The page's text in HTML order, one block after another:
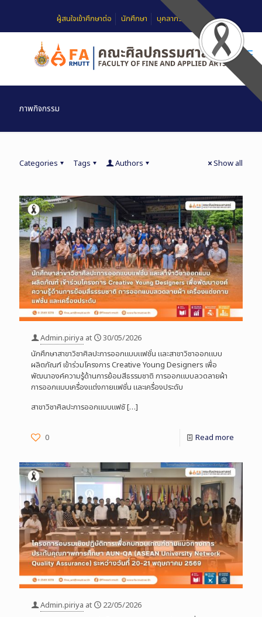
ผู้สนใจเข้าศึกษาต่อ นักศึกษา บุคลากร
ภาพกิจกรรม
Categories Tags Authors Show all
Admin.piriya at
30/05/2026
นักศึกษาสาขาวิชาศิลปะการออกแบบแฟชั่น และสาขาวิชาออกแบบ
ผลิตภัณฑ์ เข้าร่วมโครงการ Creative Young Designers เพื่อ
พัฒนาองค์ความรู้ด้านการย้อมสีธรรมชาติ การออกแบบลวดลายผ้า
การออกแบบเครื่องแต่งกายแฟชั่น และเครื่องประดับ
สาขาวิชาศิลปะการออกแบบแฟชั[…]
0 Read more
Admin.piriya at
22/05/2026